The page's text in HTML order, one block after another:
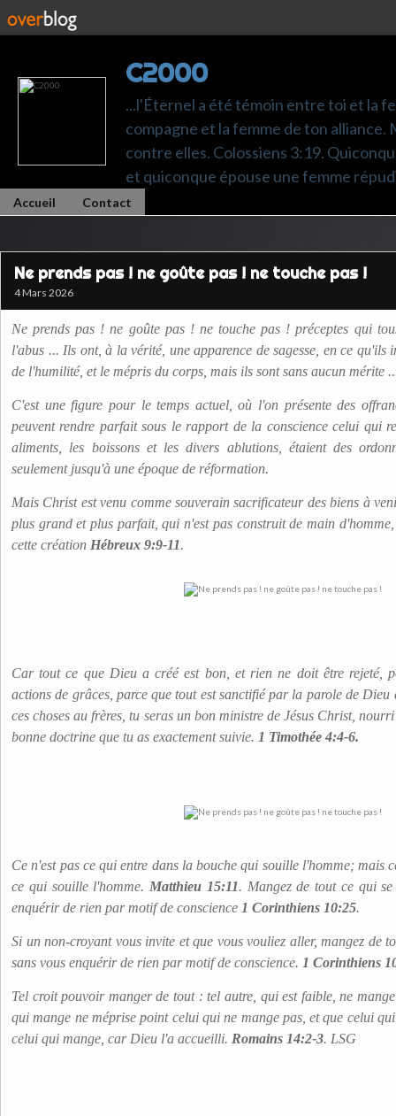
C2000
...l'Éternel a été témoin entre toi et la
compagne et la femme de ton alliance.
contre elles. Colossiens 3:19.
et quiconque épouse une femme
Accueil Contact
Ne prends pas ! ne goûte pas ! ne touche pas !
4 Mars 2026
Ne prends pas ! ne goûte pas ! ne touche pas ! préceptes qui
l'abus ... Ils ont, à la vérité, une apparence de sagesse, en ce qu'ils
de l'humilité, et le mépris du corps, mais ils sont sans aucun mérite
C'est une figure pour le temps actuel, où l'on présente des
peuvent rendre parfait sous le rapport de la conscience celui qui
aliments, les boissons et les divers ablutions, étaient des
seulement jusqu'à une époque de réformation.
Mais Christ est venu comme souverain sacrificateur des biens à
plus grand et plus parfait, qui n'est pas construit de main
cette création Hébreux 9:9-11.
Car tout ce que Dieu a créé est bon, et rien ne doit être rejeté,
actions de grâces, parce que tout est sanctifié par la parole de
ces choses au frères, tu seras un bon ministre de Jésus Christ,
bonne doctrine que tu as exactement suivie. 1 Timothée 4:4-6.
Ce n'est pas ce qui entre dans la bouche qui souille l'homme; mais
ce qui souille l'homme. Matthieu 15:11. Mangez de tout ce qui
enquérir de rien par motif de conscience 1 Corinthiens 10:25.
Si un non-croyant vous invite et que vous vouliez aller, mangez de
sans vous enquérir de rien par motif de conscience. 1 Corinthiens
Tel croit pouvoir manger de tout : tel autre, qui est faible, ne
qui mange ne méprise point celui qui ne mange pas, et que celui
celui qui mange, car Dieu l'a accueilli. Romains 14:2-3. LSG